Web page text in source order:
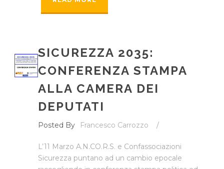
SICUREZZA 2035:
CONFERENZA STAMPA
ALLA CAMERA DEI
DEPUTATI
Posted By Francesco Carrozzo /
L’11 Marzo A.N.CO.R.S. e Confassociazioni
Sicurezza puntano ad un cambio epocale